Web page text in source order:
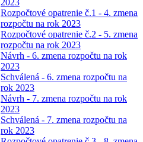
2023
Rozpočtové opatrenie č.1 - 4. zmena
rozpočtu na rok 2023
Rozpočtové opatrenie č.2 - 5. zmena
rozpočtu na rok 2023
Návrh - 6. zmena rozpočtu na rok
2023
Schválená - 6. zmena rozpočtu na
rok 2023
Návrh - 7. zmena rozpočtu na rok
2023
Schválená - 7. zmena rozpočtu na
rok 2023